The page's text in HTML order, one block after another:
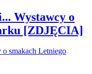
Wystawcy o
[ZDJĘCIA]